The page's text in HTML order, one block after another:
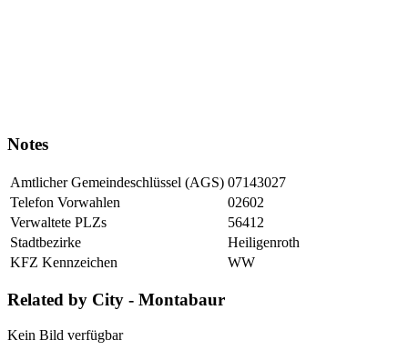
Notes
Amtlicher Gemeindeschlüssel (AGS) 07143027
Telefon Vorwahlen
02602
Verwaltete PLZs
56412
Stadtbezirke
Heiligenroth
KFZ Kennzeichen
WW
Related by City - Montabaur
Kein Bild verfügbar